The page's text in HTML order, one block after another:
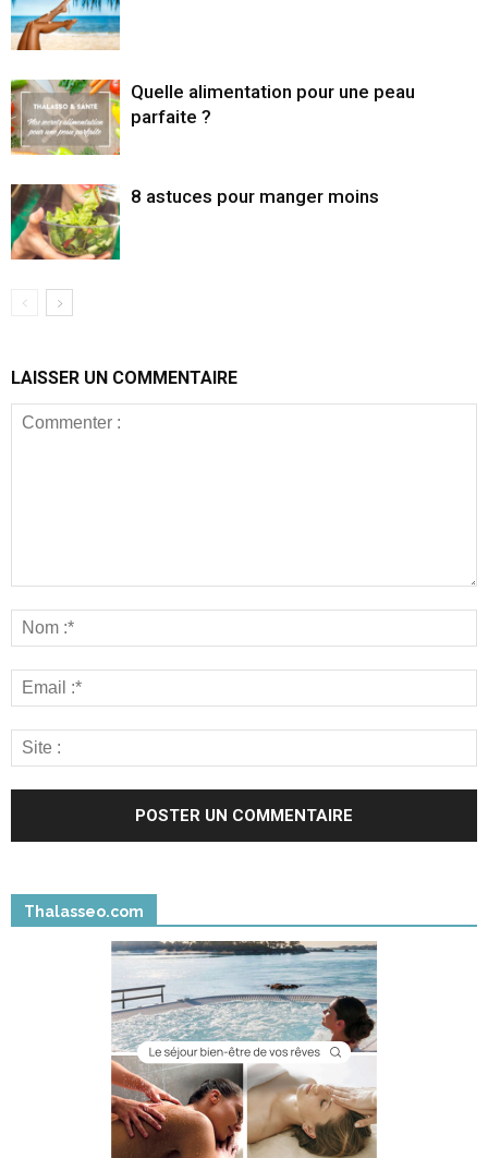
Quelle alimentation pour une peau
parfaite ?
8 astuces pour manger moins
LAISSER UN COMMENTAIRE
Thalasseo.com